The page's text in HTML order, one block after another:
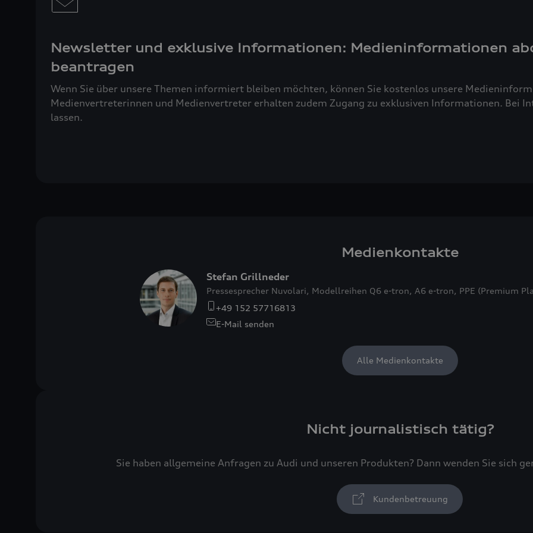
Newsletter und exklusive Informationen: Medieninformationen
beantragen
Wenn Sie über unsere Themen informiert bleiben möchten, können Sie kostenlos unsere
Medienvertreterinnen und Medienvertreter erhalten zudem Zugang zu exklusiven Informationen. Bei
lassen.
Medienkontakte
Stefan Grillneder
Pressesprecher Nuvolari, Modellreihen Q6 e-tron, A6 e-tron, PPE (Premium
+49 152 57716813
E-Mail senden
Alle Medienkontakte
Nicht journalistisch tätig?
Sie haben allgemeine Anfragen zu Audi und unseren Produkten? Dann wenden Sie sich
Kundenbetreuung